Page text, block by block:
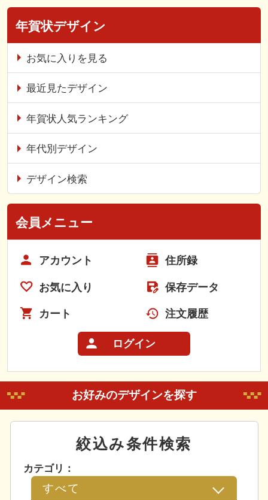
年賀状デザイン
お気に入りを見る
最近見たデザイン
年賀状人気ランキング
年代別デザイン
デザイン検索
会員メニュー
アカウント 住所録
お気に入り 保存データ
カート 注文履歴
ログイン
お好みのデザインを探す
絞込み条件検索
カテゴリ：